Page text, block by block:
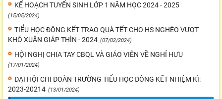
KẾ HOẠCH TUYỂN SINH LỚP 1 NĂM HỌC 2024 - 2025
(15/05/2024)
TIỂU HỌC ĐÔNG KẾT TRAO QUÀ TẾT CHO HS NGHÈO VƯỢT
KHÓ XUÂN GIÁP THÌN - 2024 (07/02/2024)
HỘI NGHỊ CHIA TAY CBQL VÀ GIÁO VIÊN VỀ NGHỈ HƯU
(17/01/2024)
ĐẠI HỘI CHI ĐOÀN TRƯỜNG TIỂU HỌC ĐÔNG KẾT NHIỆM KÌ:
2023-20214 (13/01/2024)